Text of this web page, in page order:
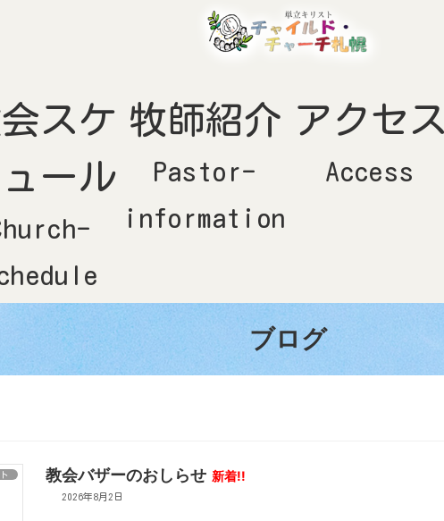
スケ
ール
牧師紹介
Pastor-
information
アクセス
Access
ブログ
教会バザーのおしらせ 新着!!
2026年8月2日